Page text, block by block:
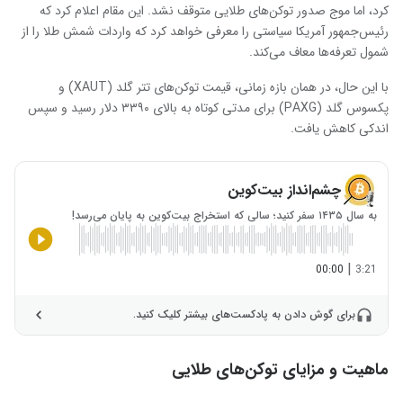
کرد، اما موج صدور توکن‌های طلایی متوقف نشد. این مقام اعلام کرد که
رئیس‌جمهور آمریکا سیاستی را معرفی خواهد کرد که واردات شمش طلا را از
شمول تعرفه‌ها معاف می‌کند.
با این حال، در همان بازه زمانی، قیمت توکن‌های تتر گلد (XAUT) و
پکسوس گلد (PAXG) برای مدتی کوتاه به بالای ۳۳۹۰ دلار رسید و سپس
اندکی کاهش یافت.
چشم‌انداز بیت‌کوین
به سال ۱۴۳۵ سفر کنید؛ سالی که استخراج بیت‌کوین به پایان می‌رسد!
3:21
|
00:00
برای گوش دادن به پادکست‌های بیشتر کلیک کنید.
ماهیت و مزایای توکن‌های طلایی